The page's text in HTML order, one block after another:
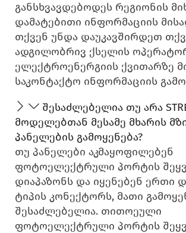
განსხვავდებოდეს რეგიონის
დამატებითი ინფორმაციის
თქვენ უნდა დაუკავშირდეთ
ადგილობრივ ქსელის
ელექტროენერგიის ქვითარზე
საკონტაქტო ინფორმაციის
შესაძლებელია თუ არა
მოდელებთან მესამე მხარის
პანელების გამოყენება?
თუ პანელები აკმაყოფილებენ
ფოტოელექტრული პორტის
დიაპაზონს და იყენებენ ერთი
ტიპის კონექტორს, მათი
შესაძლებელია. თითოეული
ფოტოელექტრული პორტის